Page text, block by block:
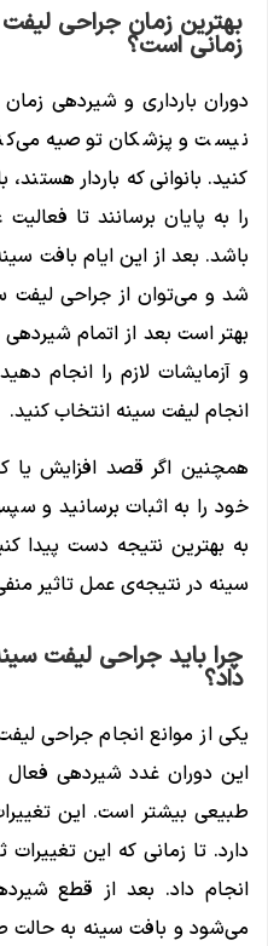
بهترین زمان جراحی
زمانی است؟
دوران بارداری و شیردهی
نیست و پزشکان توصیه
کنید. بانوانی که باردار
را به پایان برسانند تا
باشد. بعد از این ایام بافت
شد و می‌توان از جراحی لیفت
بهتر است بعد از اتمام
و آزمایشات لازم را انجام
انجام لیفت سینه انتخاب کنید.
همچنین اگر قصد افزایش یا
خود را به اثبات برسانید و
به بهترین نتیجه دست پیدا
سینه در نتیجه‌ی عمل تاثیر
چرا باید جراحی لیفت
داد؟
یکی از موانع انجام جراحی
این دوران غدد شیردهی
طبیعی بیشتر است. این
دارد. تا زمانی که این
انجام داد. بعد از قطع
می‌شود و بافت سینه به حالت